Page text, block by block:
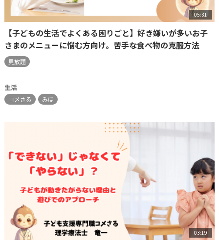
05:31
【子どもの生活でよくある困りごと】好き嫌いが多いお子
さまのメニューに悩む方向け。苦手な食べ物の克服方法
見放題
生活
コメさる みほ
03:19